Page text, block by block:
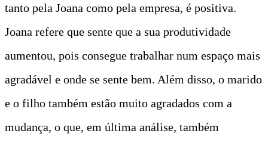
tanto pela Joana como pela empresa, é positiva.
Joana refere que sente que a sua produtividade
aumentou, pois consegue trabalhar num espaço mais
agradável e onde se sente bem. Além disso, o marido
e o filho também estão muito agradados com a
mudança, o que, em última análise, também